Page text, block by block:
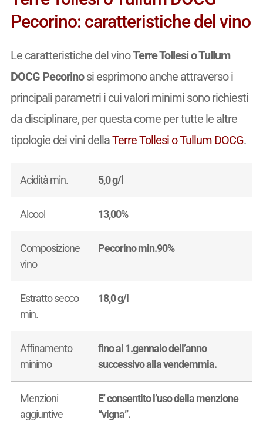
Pecorino: caratteristiche del vino
Le caratteristiche del vinoTerre Tollesi o Tullum
DOCG Pecorinosi esprimono anche attraverso i
principali parametri i cui valori minimi sono richiesti
da disciplinare, per questa come per tutte le altre
tipologie dei vini dellaTerre Tollesi o Tullum DOCG.
Acidità min. 5,0 g/l
Alcool 13,00%
Composizione
vino
Pecorino min.90%
Estratto secco
min.
18,0 g/l
Affinamento
minimo
fino al 1.gennaio dell’anno
successivo alla vendemmia.
Menzioni
aggiuntive
E’ consentito l’uso della menzione
“vigna”.